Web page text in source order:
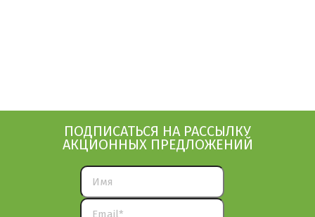
ПОДПИСАТЬСЯ НА РАССЫЛКУ
АКЦИОННЫХ ПРЕДЛОЖЕНИЙ